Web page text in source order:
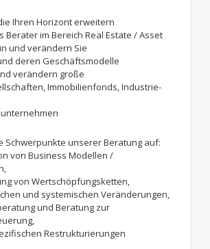
Ihren Horizont erweitern
Berater im Bereich Real Estate / Asset
und verändern Sie
deren Geschäftsmodelle
verändern große
Immobilienfonds, Industrie-
Schwerpunkte unserer Beratung auf:
von Business Modellen /
von Wertschöpfungsketten,
und systemischen Veränderungen,
und Beratung zur
Restrukturierungen